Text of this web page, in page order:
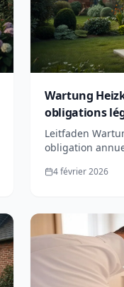
Wartung
obligations
complète
Leitfaden
obligation
savoir.
4 février 2026